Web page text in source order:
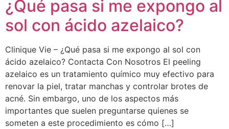
¿Qué pasa si me expongo al
sol con ácido azelaico?
Clinique Vie – ¿Qué pasa si me expongo al sol con
ácido azelaico? Contacta Con Nosotros El peeling
azelaico es un tratamiento químico muy efectivo para
renovar la piel, tratar manchas y controlar brotes de
acné. Sin embargo, uno de los aspectos más
importantes que suelen preguntarse quienes se
someten a este procedimiento es cómo […]